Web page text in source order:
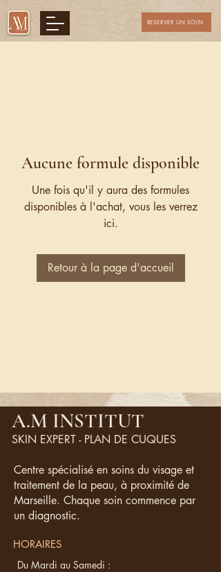
RESERVER UN SOIN
Aucune formule disponible
Une fois qu'il y aura des formules
disponibles à l'achat, vous les verrez
ici.
Retour à la page d'accueil
A.M INSTITUT
SKIN EXPERT - PLAN DE CUQUES
Centre spécialisé en soins du visage et
traitement de la peau, à proximité de
Marseille. Chaque soin commence par
un diagnostic.
HORAIRES
Du Mardi au Samedi :